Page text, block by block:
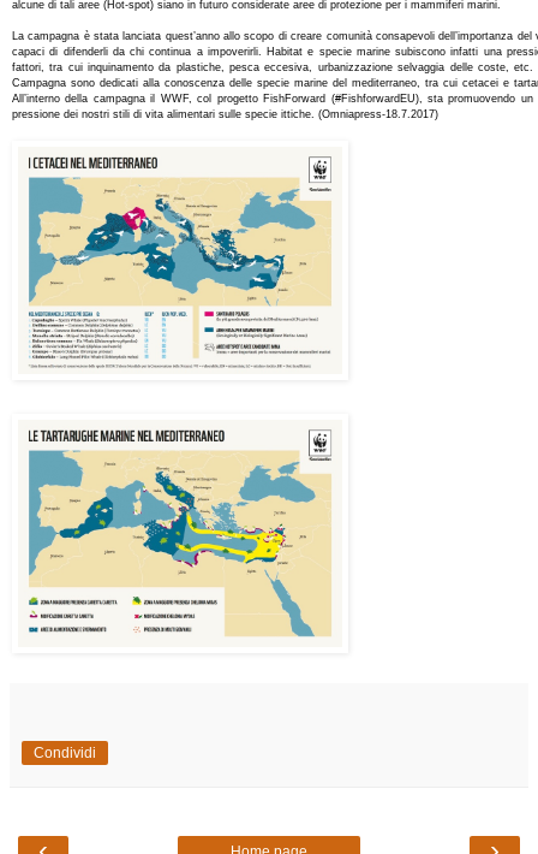
alcune di tali aree (Hot-spot) siano in futuro considerate aree di protezione per i mammiferi marini.
La campagna è stata lanciata quest’anno allo scopo di creare comunità consapevoli dell’importanza
capaci di difenderli da chi continua a impoverirli. Habitat e specie marine subiscono infatti una
fattori, tra cui inquinamento da plastiche, pesca eccesiva, urbanizzazione selvaggia delle coste,
Campagna sono dedicati alla conoscenza delle specie marine del mediterraneo, tra cui cetacei e
All’interno della campagna il WWF, col progetto FishForward (#FishforwardEU), sta promuovendo
pressione dei nostri stili di vita alimentari sulle specie ittiche. (Omniapress-18.7.2017)
Condividi